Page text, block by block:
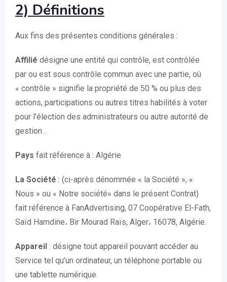
2) Définitions
Aux fins des présentes conditions générales :
Affilié désigne une entité qui contrôle, est contrôlée
par ou est sous contrôle commun avec une partie, où
« contrôle » signifie la propriété de 50 % ou plus des
actions, participations ou autres titres habilités à voter
pour l’élection des administrateurs ou autre autorité de
gestion .
Pays fait référence à : Algérie
La Société : (ci-après dénommée « la Société », «
Nous » ou « Notre société» dans le présent Contrat)
fait référence à FanAdvertising, 07 Coopérative El-Fath,
Saïd Hamdine، Bir Mourad Raïs, Alger، 16078, Algérie.
Appareil : désigne tout appareil pouvant accéder au
Service tel qu’un ordinateur, un téléphone portable ou
une tablette numérique.